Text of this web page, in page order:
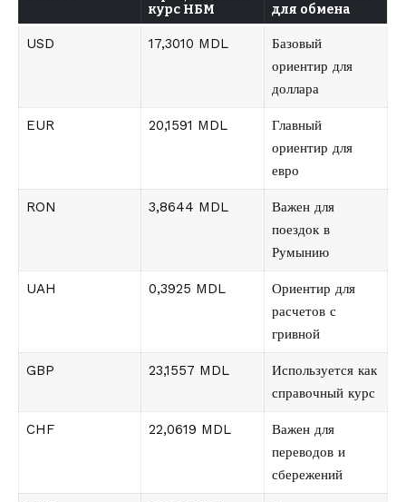
курс НБМ
для обмена
USD 17,3010 MDL
Базовый
ориентир для
доллара
EUR 20,1591 MDL
Главный
ориентир для
евро
RON 3,8644 MDL
Важен для
поездок в
Румынию
UAH 0,3925 MDL
Ориентир для
расчетов с
гривной
GBP 23,1557 MDL
Используется как
справочный курс
CHF 22,0619 MDL
Важен для
переводов и
сбережений